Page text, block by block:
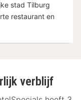
stad Tilburg
restaurant en
verblijf